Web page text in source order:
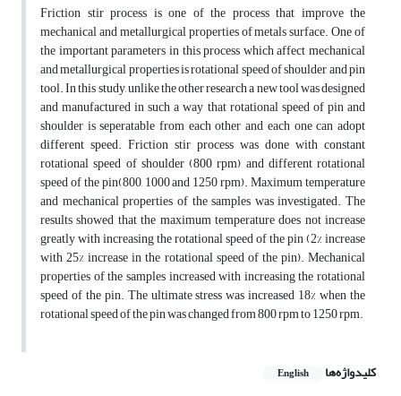
Friction stir process is one of the process that improve the
mechanical and metallurgical properties of metals surface. One of
the important parameters in this process which affect mechanical
and metallurgical properties is rotational speed of shoulder and pin
tool. In this study, unlike the other research a new tool was designed
and manufactured in such a way that rotational speed of pin and
shoulder is seperatable from each other and each one can adopt
different speed. Friction stir process was done with constant
rotational speed of shoulder (800 rpm) and different rotational
speed of the pin(800, 1000 and 1250 rpm). Maximum temperature
and mechanical properties of the samples was investigated. The
results showed that the maximum temperature does not increase
greatly with increasing the rotational speed of the pin (2% increase
with 25% increase in the rotational speed of the pin). Mechanical
properties of the samples increased with increasing the rotational
speed of the pin. The ultimate stress was increased 18% when the
rotational speed of the pin was changed from 800 rpm to 1250 rpm.
کلیدواژه‌ها English